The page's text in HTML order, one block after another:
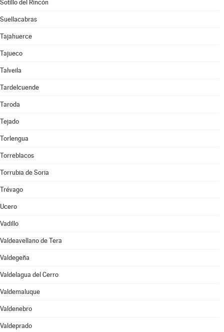
Sotillo del Rincón
Suellacabras
Tajahuerce
Tajueco
Talveila
Tardelcuende
Taroda
Tejado
Torlengua
Torreblacos
Torrubia de Soria
Trévago
Ucero
Vadillo
Valdeavellano de Tera
Valdegeña
Valdelagua del Cerro
Valdemaluque
Valdenebro
Valdeprado